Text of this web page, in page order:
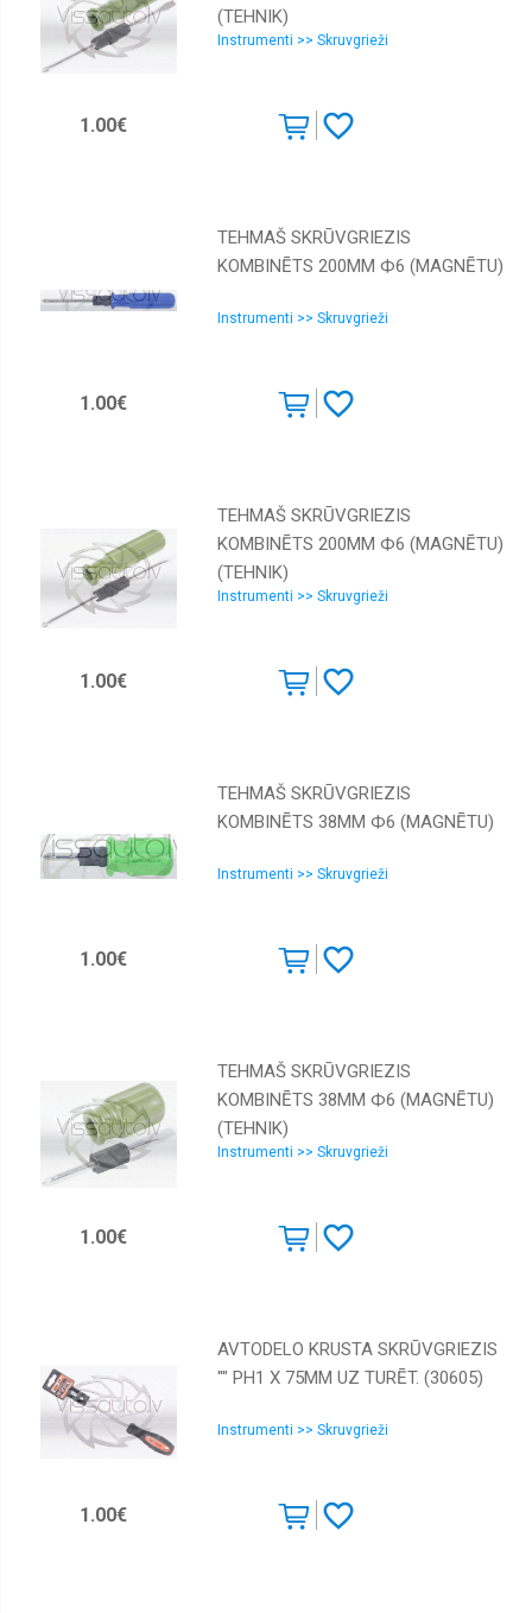
(TEHNIK)
Instrumenti >> Skruvgrieži
1.00€
TEHMAŠ SKRŪVGRIEZIS
KOMBINĒTS 200MM Ф6 (MAGNĒTU)
Instrumenti >> Skruvgrieži
1.00€
TEHMAŠ SKRŪVGRIEZIS
KOMBINĒTS 200MM Ф6 (MAGNĒTU)
(TEHNIK)
Instrumenti >> Skruvgrieži
1.00€
TEHMAŠ SKRŪVGRIEZIS
KOMBINĒTS 38MM Ф6 (MAGNĒTU)
Instrumenti >> Skruvgrieži
1.00€
TEHMAŠ SKRŪVGRIEZIS
KOMBINĒTS 38MM Ф6 (MAGNĒTU)
(TEHNIK)
Instrumenti >> Skruvgrieži
1.00€
AVTODELO KRUSTA SKRŪVGRIEZIS
"" PH1 X 75ММ UZ TURĒT. (30605)
Instrumenti >> Skruvgrieži
1.00€